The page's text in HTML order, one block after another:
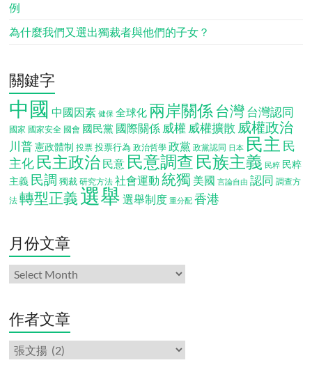
例
為什麼我們又選出獨裁者與他們的子女？
關鍵字
中國 中國因素 健保 全球化 兩岸關係 台灣台灣認同
國家 國家安全 國會 國民黨 國際關係 威權 威權擴散 威權政治
川普 憲政體制 投票 投票行為 政治哲學 政黨 政黨認同 日本 民主 民
主化 民主政治 民意 民意調查 民族主義 民粹 民粹
主義 民調 獨裁 研究方法 社會運動 統獨 美國 言論自由 認同 調查方
法 轉型正義 選舉 選舉制度 重分配 香港
月份文章
月
份
章
作者文章
作
者